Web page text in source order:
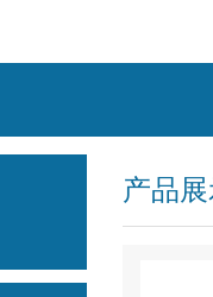
产品